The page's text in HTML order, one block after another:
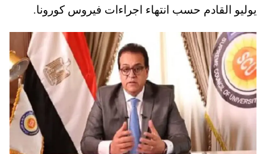
يوليو القادم حسب انتهاء اجراءات فيروس كورونا.